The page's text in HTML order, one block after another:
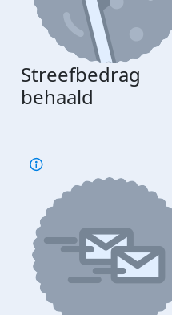
Streefbedrag
behaald